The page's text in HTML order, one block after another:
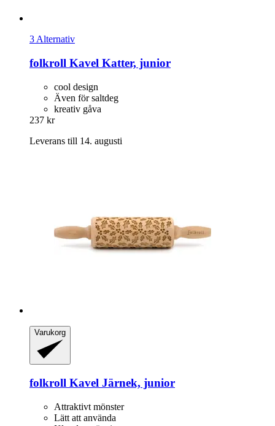
3 Alternativ
folkroll Kavel Katter, junior
cool design
Även för saltdeg
kreativ gåva
237 kr
Leverans till 14. augusti
Varukorg
folkroll Kavel Järnek, junior
Attraktivt mönster
Lätt att använda